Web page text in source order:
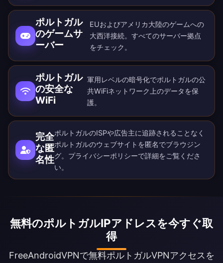
ポルトガル
のゲームサ
ーバー
EUおよびアメリカ大陸のゲームへの
大西洋接続。すべてのサーバー拠点
をチェック。
ポルトガル
の安全な
WiFi
軍用レベルの暗号化でポルトガルの公
共WiFiネットワーク上のデータを保
護。
完全
な匿
名性
ポルトガルのISPや広告主に追跡されることなく
ポルトガルのウェブサイトを匿名でブラウジン
グ。 プライバシーポリシーで詳細をご覧くださ
い。
無料のポルトガルIPアドレスを今すぐ取
得
FreeAndroidVPNで無料ポルトガルVPNアクセスを